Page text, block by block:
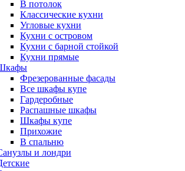
В потолок
Классические кухни
Угловые кухни
Кухни с островом
Кухни с барной стойкой
Кухни прямые
Фрезерованные фасады
Все шкафы купе
Гардеробные
Распашные шкафы
Шкафы купе
Прихожие
В спальню
и лондри